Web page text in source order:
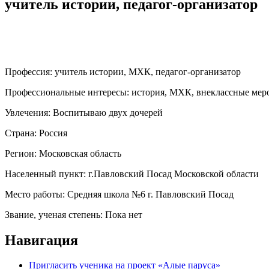
учитель истории, педагог-организатор
Профессия: учитель истории, МХК, педагог-организатор
Профессиональные интересы: история, МХК, внеклассные
Увлечения: Воспитываю двух дочерей
Страна: Россия
Регион: Московская область
Населенный пункт: г.Павловский Посад Московской области
Место работы: Средняя школа №6 г. Павловский Посад
Звание, ученая степень: Пока нет
Навигация
Пригласить ученика на проект «Алые паруса»